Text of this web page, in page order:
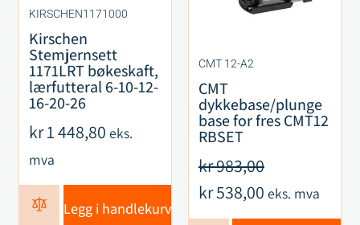
KIRSCHEN1171000
Kirschen
Stemjernsett
1171LRT bøkeskaft,
lærfutteral 6-10-12-
16-20-26
kr1 448,80 eks.
mva
Legg i handlekurv
CMT 12-A2
CMT
dykkebase/plunge
base for fres CMT12
RBSET
kr983,00
kr538,00 eks. mva